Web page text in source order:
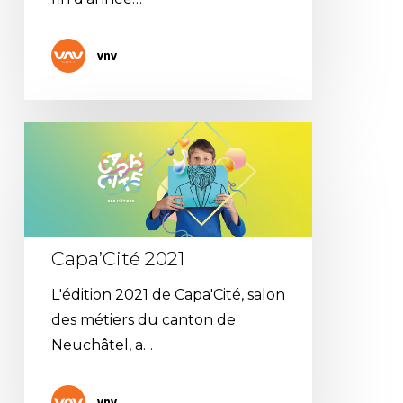
vnv
Capa’Cité 2021
L'édition 2021 de Capa'Cité, salon
des métiers du canton de
Neuchâtel, a…